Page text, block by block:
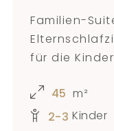
Familien-
für die
Landschaft
2-3 Kinder
45 m²